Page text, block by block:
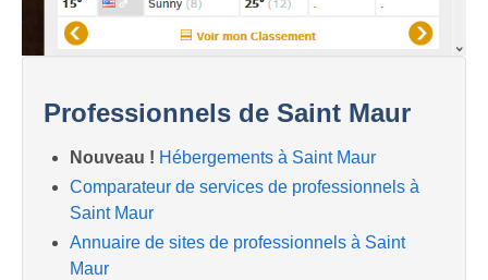
Professionnels de Saint Maur
Nouveau ! Hébergements à Saint Maur
Comparateur de services de professionnels à
Saint Maur
Annuaire de sites de professionnels à Saint
Maur